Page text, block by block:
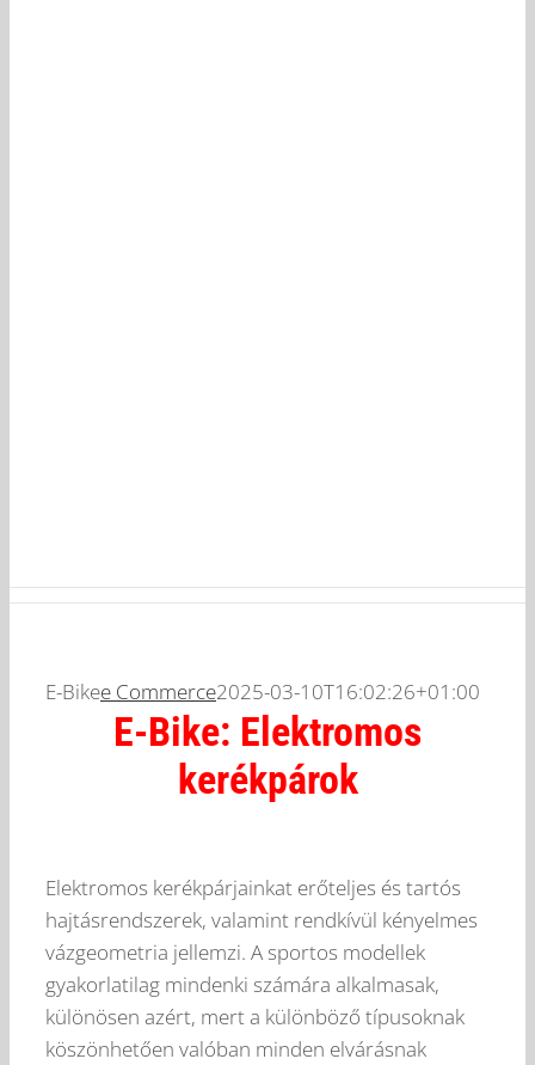
E-Bikee Commerce2025-03-10T16:02:26+01:00
E-Bike: Elektromos
kerékpárok
Elektromos kerékpárjainkat erőteljes és tartós
hajtásrendszerek, valamint rendkívül kényelmes
vázgeometria jellemzi. A sportos modellek
gyakorlatilag mindenki számára alkalmasak,
különösen azért, mert a különböző típusoknak
köszönhetően valóban minden elvárásnak